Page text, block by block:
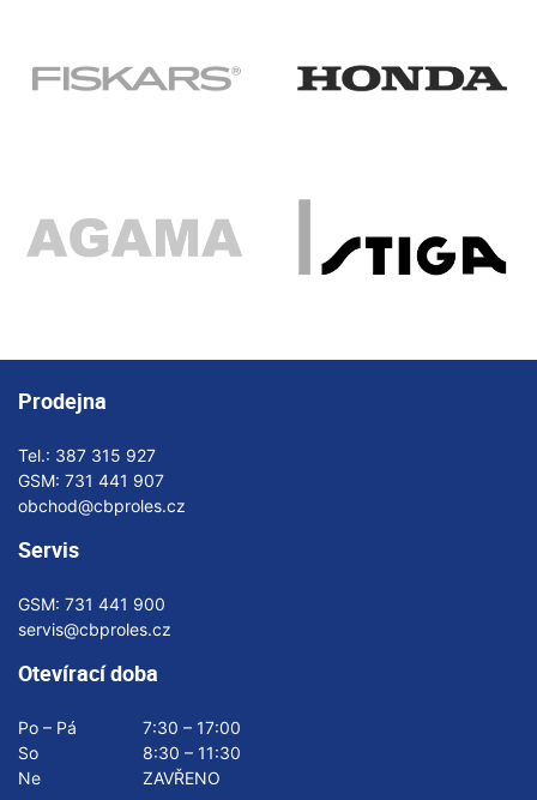
Prodejna
Tel.: 387 315 927
GSM: 731 441 907
obchod@cbproles.cz
Servis
GSM: 731 441 900
servis@cbproles.cz
Otevírací doba
Po – Pá
7:30 – 17:00
So
8:30 – 11:30
Ne
ZAVŘENO